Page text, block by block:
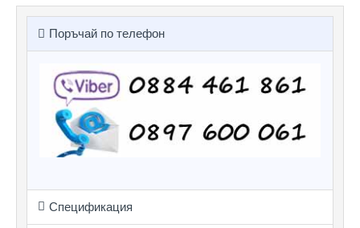
Поръчай по телефон
Спецификация